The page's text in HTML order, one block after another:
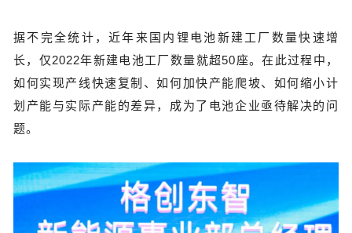
据不完全统计，近年来国内锂电池新建工厂数量快速增
长，仅2022年新建电池工厂数量就超50座。在此过程中，
如何实现产线快速复制、如何加快产能爬坡、如何缩小计
划产能与实际产能的差异，成为了电池企业亟待解决的问
题。